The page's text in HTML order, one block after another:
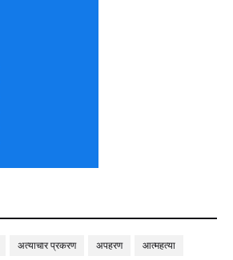
अत्याचार प्रकरण अपहरण
आत्महत्या